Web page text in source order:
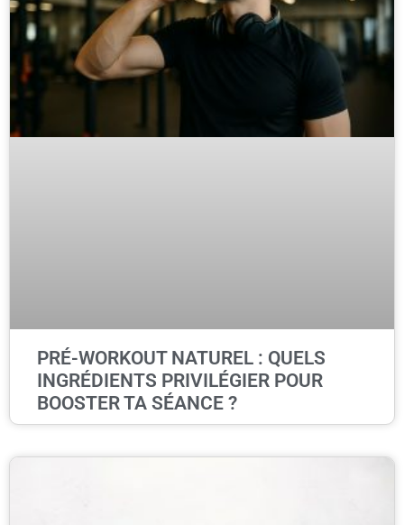
PRÉ-WORKOUT NATUREL : QUELS
INGRÉDIENTS PRIVILÉGIER POUR
BOOSTER TA SÉANCE ?